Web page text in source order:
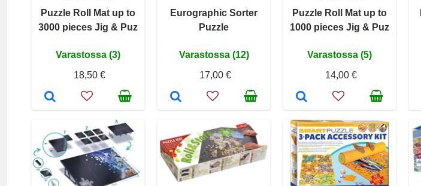
Puzzle Roll Mat up to
3000 pieces Jig & Puz
Varastossa (3)
18,50 €
Eurographic Sorter
Puzzle
Varastossa (12)
17,00 €
Puzzle Roll Mat up to
1000 pieces Jig & Puz
Varastossa (5)
14,00 €